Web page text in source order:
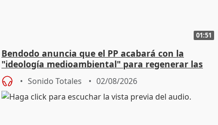
01:51
Bendodo anuncia que el PP acabará con la
"ideología medioambiental" para regenerar las
playas
Sonido Totales 02/08/2026